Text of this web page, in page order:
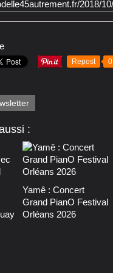
Repost 0
:
Yamê : Concert
Grand PianO Festival
Orléans 2026